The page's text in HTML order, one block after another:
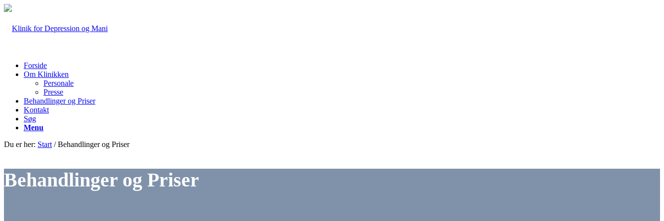
Forside
Om Klinikken
Personale
Presse
Behandlinger og Priser
Kontakt
Søg
Menu
Du er her: Start / Behandlinger og Priser
Behandlinger og Priser